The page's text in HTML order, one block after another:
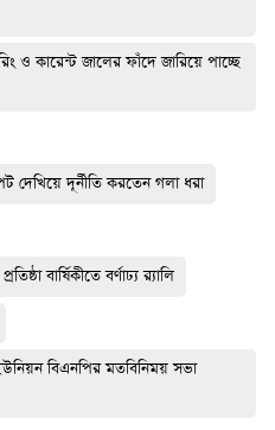
ও কারেন্ট জালের ফাঁদে জারিয়ে পাচ্ছে
দেখিয়ে দূর্নীতি করতেন গলা ধরা
বার্ষিকীতে বর্ণাঢ্য র‌্যালি
বিএনপির মতবিনিময় সভা